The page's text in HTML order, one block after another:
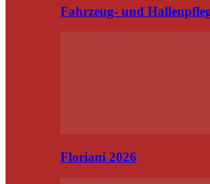
Fahrzeug- und
Floriani 2026